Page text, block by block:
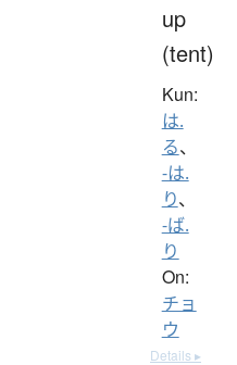
up
(tent)
Kun:
は.
る、
-は.
り、
-ば.
り
On:
チョ
ウ
Details ▸